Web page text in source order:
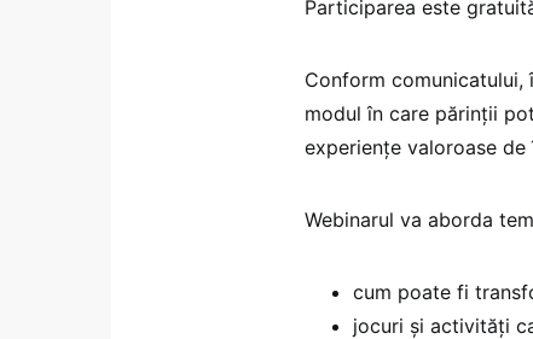
Participarea este
Conform
modul în care părinții
experiențe valoroase de
Webinarul va aborda
cum poate fi
jocuri și activități